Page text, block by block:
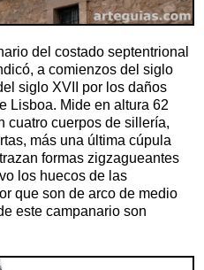
del costado septentrional
a comienzos del siglo
siglo XVII por los daños
Lisboa. Mide en altura 62
cuatro cuerpos de sillería,
más una última cúpula
formas zigzagueantes
los huecos de las
que son de arco de medio
este campanario son